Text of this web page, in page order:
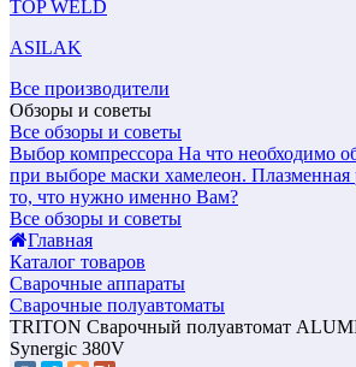
TOP WELD
ASILAK
Все производители
Обзоры и советы
Все обзоры и советы
Выбор компрессора На что необходимо
при выборе маски хамелеон. Плазменная
то, что нужно именно Вам?
Все обзоры и советы
Главная
Каталог товаров
Сварочные аппараты
Сварочные полуавтоматы
TRITON Сварочный полуавтомат
Synergic 380V